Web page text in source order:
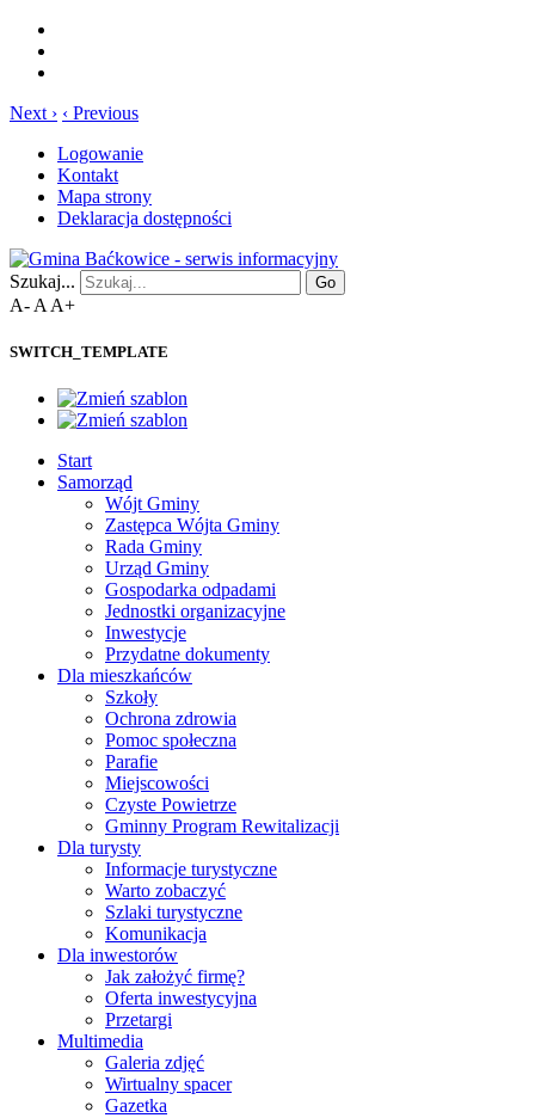
Next › ‹ Previous
Logowanie
Kontakt
Mapa strony
Deklaracja dostępności
Szukaj... Go
A- A A+
SWITCH_TEMPLATE
Start
Samorząd
Wójt Gminy
Zastępca Wójta Gminy
Rada Gminy
Urząd Gminy
Gospodarka odpadami
Jednostki organizacyjne
Inwestycje
Przydatne dokumenty
Dla mieszkańców
Szkoły
Ochrona zdrowia
Pomoc społeczna
Parafie
Miejscowości
Czyste Powietrze
Gminny Program Rewitalizacji
Dla turysty
Informacje turystyczne
Warto zobaczyć
Szlaki turystyczne
Komunikacja
Dla inwestorów
Jak założyć firmę?
Oferta inwestycyjna
Przetargi
Multimedia
Galeria zdjęć
Wirtualny spacer
Gazetka